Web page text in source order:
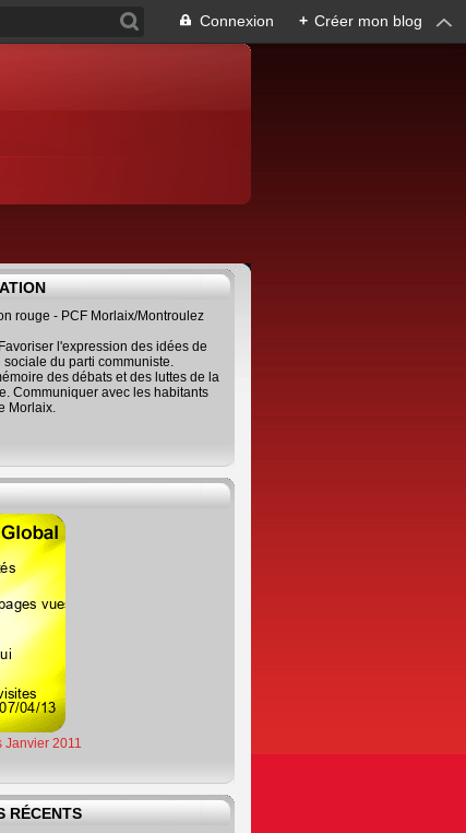
Connexion + Créer mon blog
rouge - PCF Morlaix/Montroulez
l'expression des idées de
sociale du parti communiste.
des débats et des luttes de la
Communiquer avec les habitants
Morlaix.
Janvier 2011
RÉCENTS